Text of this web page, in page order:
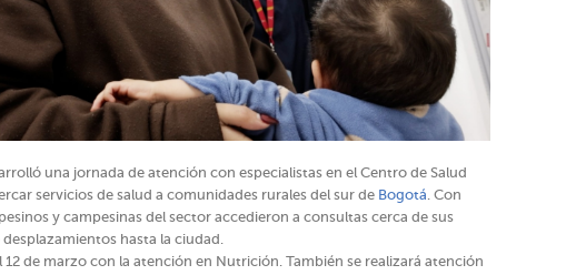
una jornada de atención con especialistas en el Centro de Salud
servicios de salud a comunidades rurales del sur de Bogotá . Con
y campesinas del sector accedieron a consultas cerca de sus
hasta la ciudad.
12 de marzo con la atención en Nutrición. También se realizará atención